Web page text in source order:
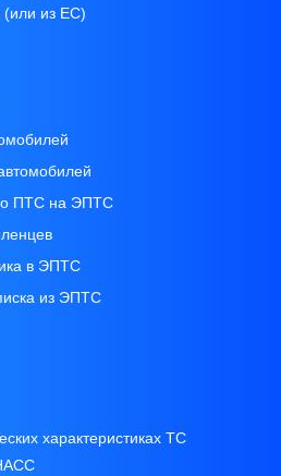
характеристиках ТС
(или из ЕС)
ПТС на ЭПТС
в ЭПТС
из ЭПТС